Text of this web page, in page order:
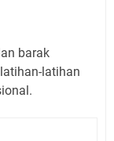
barak
latihan